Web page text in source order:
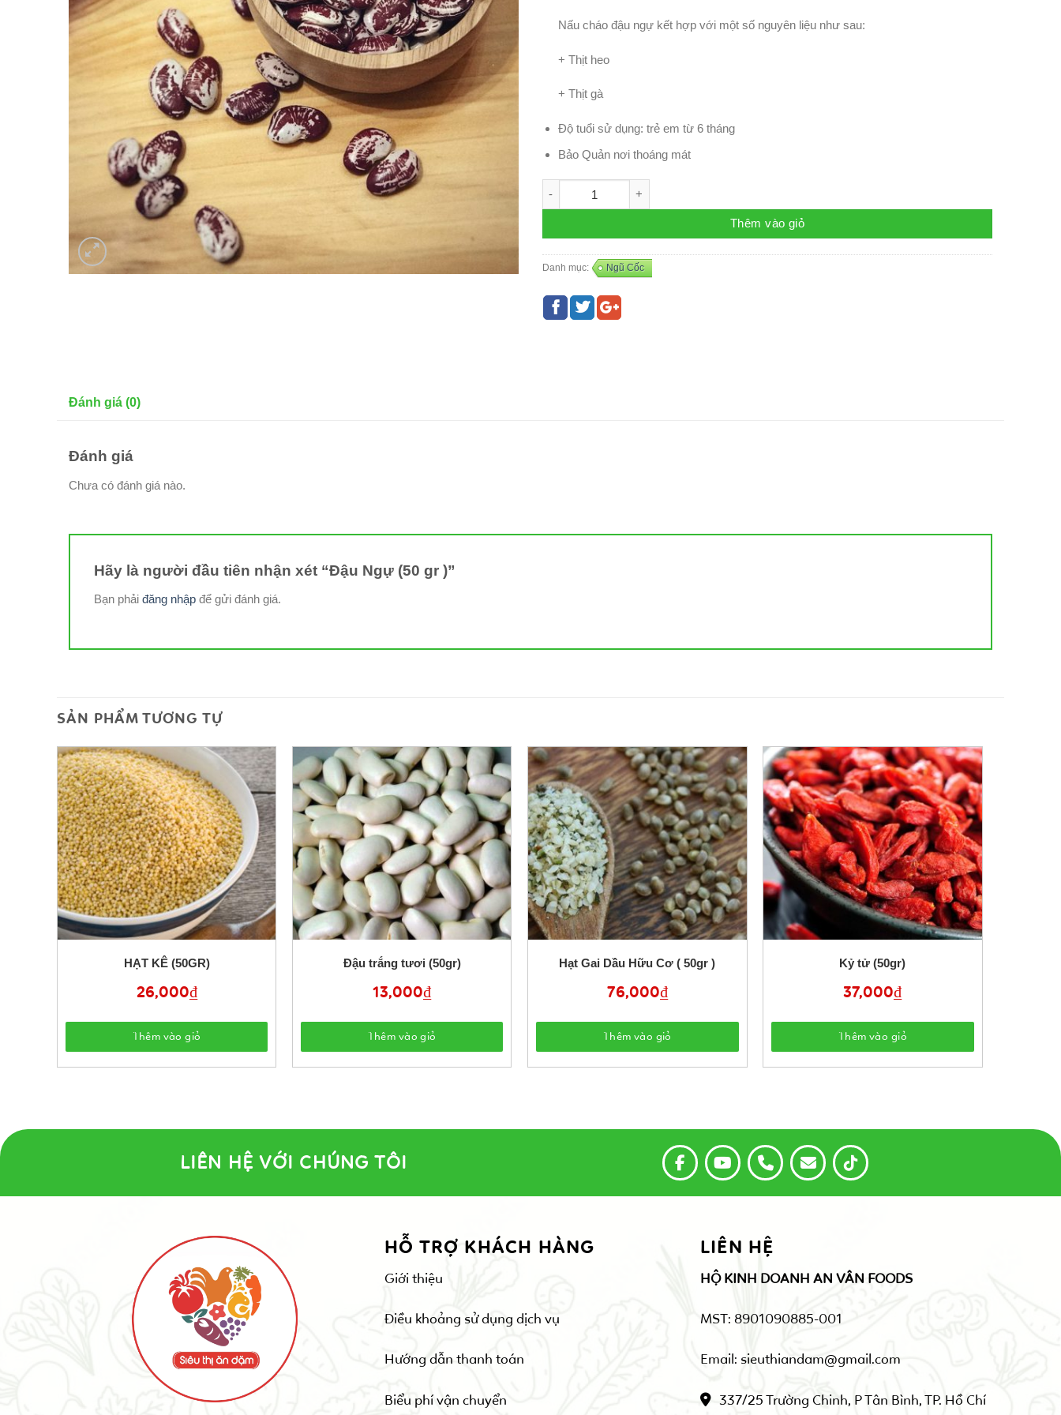
Nấu cháo đậu ngự kết hợp với một số nguyên liệu như sau:
+ Thịt heo
+ Thịt gà
Độ tuổi sử dụng: trẻ em từ 6 tháng
Bảo Quản nơi thoáng mát
Thêm vào giỏ
Danh mục: Ngũ Cốc
Đánh giá (0)
Đánh giá
Chưa có đánh giá nào.
Hãy là người đầu tiên nhận xét “Đậu Ngự (50 gr )”
Bạn phải đăng nhập để gửi đánh giá.
SẢN PHẨM TƯƠNG TỰ
HẠT KÊ (50GR)
26,000₫
Thêm vào giỏ
Đậu trắng tươi (50gr)
13,000₫
Thêm vào giỏ
Hạt Gai Dầu Hữu Cơ ( 50gr )
76,000₫
Thêm vào giỏ
Kỷ tử (50gr)
37,000₫
Thêm vào giỏ
LIÊN HỆ VỚI CHÚNG TÔI
HỖ TRỢ KHÁCH HÀNG
Giới thiệu
Điều khoảng sử dụng dịch vụ
Hướng dẫn thanh toán
Biểu phí vận chuyển
LIÊN HỆ
HỘ KINH DOANH AN VÂN FOODS
MST: 8901090885-001
Email: sieuthiandam@gmail.com
337/25 Trường Chinh, P Tân Bình, TP. Hồ Chí